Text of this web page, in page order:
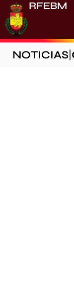
RFEBM
NOTICIAS